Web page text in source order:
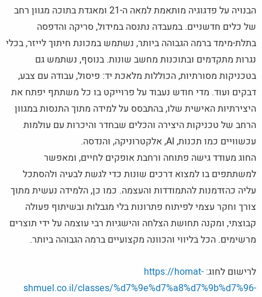
הבנויה על פדגוגיה מותאמת למאה ה-21 ומאגדת בתוכה מגוון רחב
של כלים חדשניים. במעבדה נתנסה במידול, סריקה והדפסה
בתלת-מימד ברמה הגבוהה ביותר, נשתמש במכונת חיתוך לייזר, בכלי
נגרות מתקדמים ובתוכנות מחשב שונות. בנוסף, נשתמש גם
בטכניקות מסורתיות, הכוללות מלאכת יד: פיסול, עבודה עם צבע,
דבקים ועוד. מדי חודש נעבוד על פרוייקט בו כל משתתף יפתח את
היצירתיות האישית שלו, בהתבסס על למידה מתוך התנסות במגוון
הרחב של טכניקות היצירה והכלים שבחדר והיכרות עם עולמות
עכשוויים כמו תכנות, AI, אלקטרוניקה, והנדסה.
החוג מעודד גישה פתוחה ורחבת אופקים לחיים, ומאפשר
למשתתפים בו למצוא דרכים שונות כדי לגשת לבעיה ולהסתכל
עליה כהזדמנות להתמודדות והעצמה. כמו כן, הלמידה נעשית מתוך
צורך וחקר עצמי לפיתוח פתרונות בלי מגבלות ובשיתוף פעולה
קבוצתי, ומקנה תחושת הצלחה והישגיות רבי עוצמה על ידי תוצרים
מרשימים. הכל בליווי והכוונה מקצועיים ברמה הגבוהה ביותר.
לרישום לחוג:https://homat-
shmuel.co.il/classes/%d7%9e%d7%a8%d7%9b%d7%96-